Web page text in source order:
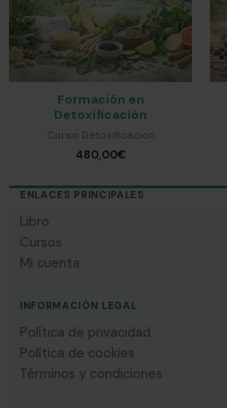
Formación en
Detoxificación
Curso Detoxificacion
480,00€
ENLACES PRINCIPALES
Libro
Cursos
Mi cuenta
INFORMACIÓN LEGAL
Política de privacidad
Política de cookies
Términos y condiciones